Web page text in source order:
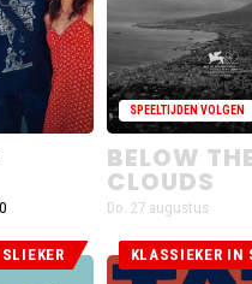
SPEELTIJDEN VOLGEN
BELOW
CLOUDS
Do. 27 augustus
De
KLASSIEKER IN